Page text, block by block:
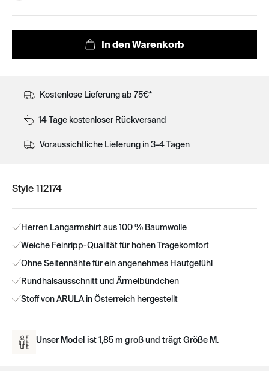
Kostenlose Lieferung ab 75€*
14 Tage kostenloser Rückversand
Voraussichtliche Lieferung in 3-4 Tagen
Style 112174
Herren Langarmshirt aus 100 % Baumwolle
Weiche Feinripp-Qualität für hohen Tragekomfort
Ohne Seitennähte für ein angenehmes Hautgefühl
Rundhalsausschnitt und Ärmelbündchen
Stoff von ARULA in Österreich hergestellt
Unser Model ist 1,85 m groß und trägt Größe M.